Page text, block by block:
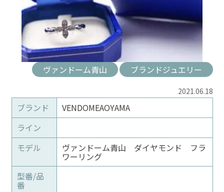
ヴァンドーム青山 ブランドジュエリー
2021.06.18
ブランド
VENDOMEAOYAMA
ライン
モデル
ヴァンドーム青山 ダイヤモンド フラ
ワーリング
型番/品
番